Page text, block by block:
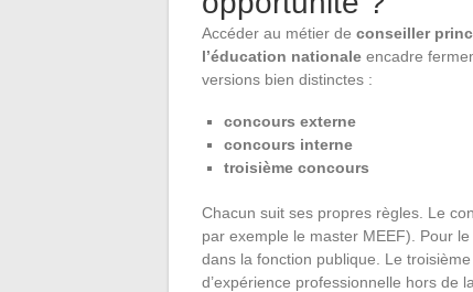
Accéder au métier de conseiller
l’éducation nationale encadre
versions bien distinctes :
concours externe
concours interne
troisième concours
Chacun suit ses propres règles. Le
par exemple le master MEEF). Pour
dans la fonction publique. Le
d’expérience professionnelle hors de